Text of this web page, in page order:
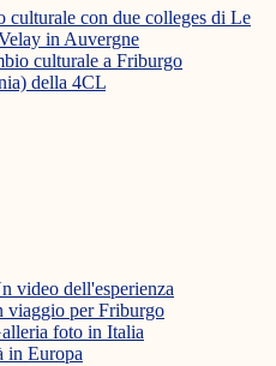
culturale con due colleges di Le
in Auvergne
culturale a Friburgo
della 4CL
video dell'esperienza
viaggio per Friburgo
foto in Italia
in Europa